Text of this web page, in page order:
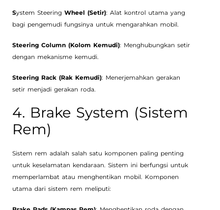
System Steering Wheel (Setir): Alat kontrol utama yang
bagi pengemudi fungsinya untuk mengarahkan mobil.
Steering Column (Kolom Kemudi): Menghubungkan setir
dengan mekanisme kemudi.
Steering Rack (Rak Kemudi): Menerjemahkan gerakan
setir menjadi gerakan roda.
4. Brake System (Sistem
Rem)
Sistem rem adalah salah satu komponen paling penting
untuk keselamatan kendaraan. Sistem ini berfungsi untuk
memperlambat atau menghentikan mobil. Komponen
utama dari sistem rem meliputi: